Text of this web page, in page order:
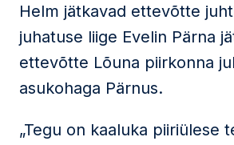
Helm jätkavad ettevõtte
juhatuse liige Evelin Pärna
ettevõtte Lõuna piirkonna
asukohaga Pärnus.
„Tegu on kaaluka piiriülese